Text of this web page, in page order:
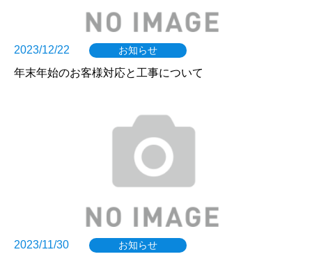
2023/12/22 お知らせ
年末年始のお客様対応と工事について
2023/11/30 お知らせ